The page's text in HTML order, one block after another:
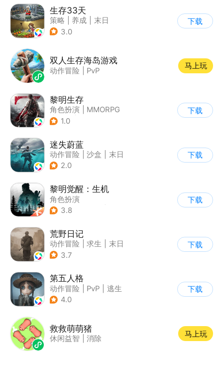
生存33天
策略 养成
末日
| 卡通
3.0
下载
双人生存海岛游戏
动作冒险 PvP
马上玩
黎明生存
角色扮演
MMORPG
| 奇幻
1.0
下载
迷失蔚蓝
动作冒险 沙盒
末日
| 开放世界
2.0
下载
黎明觉醒：生机
角色扮演
| 第三人称射击
3.8
下载
荒野日记
动作冒险 求生
末日
| 荒野日记
3.7
下载
第五人格
动作冒险 PvP
逃生
| 非对称竞技
4.0
下载
救救萌萌猪
休闲益智 消除
马上玩